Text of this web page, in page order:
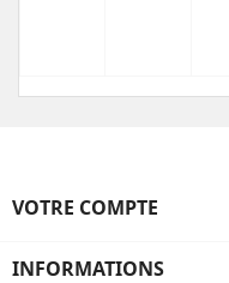
VOTRE COMPTE
INFORMATIONS